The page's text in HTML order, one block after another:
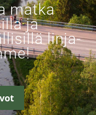
matka
ja
linja-